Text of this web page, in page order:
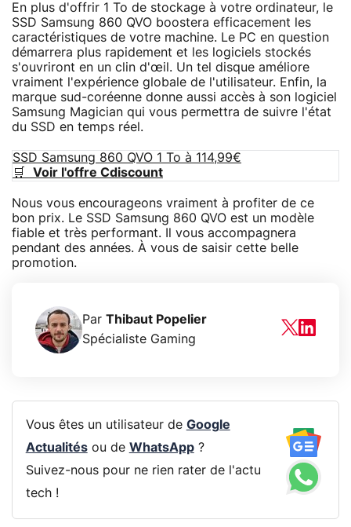
En plus d'offrir 1 To de stockage à votre ordinateur, le
SSD Samsung 860 QVO boostera efficacement les
caractéristiques de votre machine. Le PC en question
démarrera plus rapidement et les logiciels stockés
s'ouvriront en un clin d'œil. Un tel disque améliore
vraiment l'expérience globale de l'utilisateur. Enfin, la
marque sud-coréenne donne aussi accès à son logiciel
Samsung Magician qui vous permettra de suivre l'état
du SSD en temps réel.
SSD Samsung 860 QVO 1 To à 114,99€
🛒 Voir l'offre Cdiscount
Nous vous encourageons vraiment à profiter de ce
bon prix. Le SSD Samsung 860 QVO est un modèle
fiable et très performant. Il vous accompagnera
pendant des années. À vous de saisir cette belle
promotion.
Par Thibaut Popelier
Spécialiste Gaming
Vous êtes un utilisateur de Google
Actualitésou de WhatsApp?
Suivez-nous pour ne rien rater de l'actu
tech !